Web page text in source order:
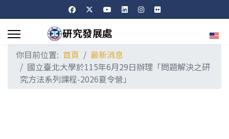
選擇
你目前位置: 首頁
最新消息
國立臺北大學於115年6月29日辦理「問題解決之研
究方法系列課程-2026夏令營」